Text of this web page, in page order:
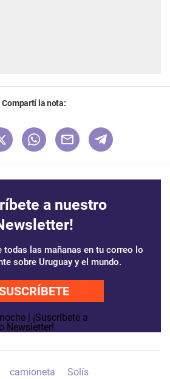
Compartí la nota:
a nuestro
todas las mañanas en tu correo lo
sobre Uruguay y el mundo.
camioneta Solís